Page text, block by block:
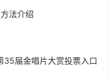
法介绍
35届金唱片大赏投票入口